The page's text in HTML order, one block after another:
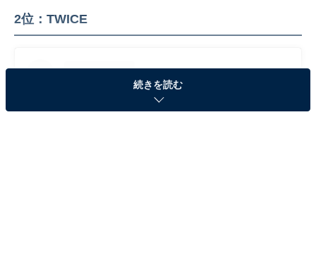
2位：TWICE
続きを読む